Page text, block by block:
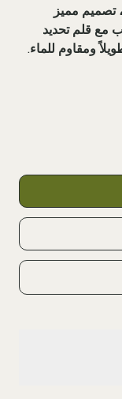
تصميم مميز
مع قلم تحديد
ومقاوم للماء.